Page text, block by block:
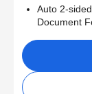
Auto 2-
Document